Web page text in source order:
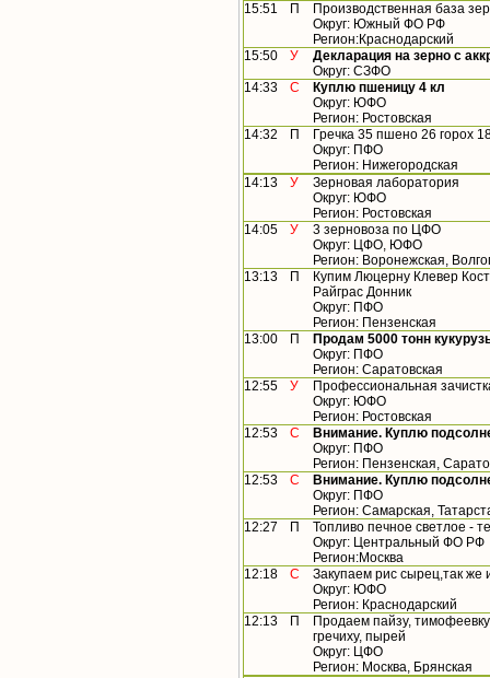
15:51
П
Производственная база
Округ: Южный ФО РФ
Регион:Краснодарский
15:50
У
Декларация на зерно с
Округ: СЗФО
14:33
С
Куплю пшеницу 4 кл
Округ: ЮФО
Регион: Ростовская
14:32
П
Гречка 35 пшено 26 горох
Округ: ПФО
Регион: Нижегородская
14:13
У
Зерновая лаборатория
Округ: ЮФО
Регион: Ростовская
14:05
У
3 зерновоза по ЦФО
Округ: ЦФО, ЮФО
Регион: Воронежская,
13:13
П
Купим Люцерну Клевер
Райграс Донник
Округ: ПФО
Регион: Пензенская
13:00
П
Продам 5000 тонн
Округ: ПФО
Регион: Саратовская
12:55
У
Профессиональная
Округ: ЮФО
Регион: Ростовская
12:53
С
Внимание. Куплю
Округ: ПФО
Регион: Пензенская,
12:53
С
Внимание. Куплю
Округ: ПФО
Регион: Самарская,
12:27
П Топливо печное светлое -
Округ: Центральный ФО РФ
Регион:Москва
12:18
С
Закупаем рис сырец,так же
Округ: ЮФО
Регион: Краснодарский
12:13
П
Продаем пайзу,
гречиху, пырей
Округ: ЦФО
Регион: Москва, Брянская